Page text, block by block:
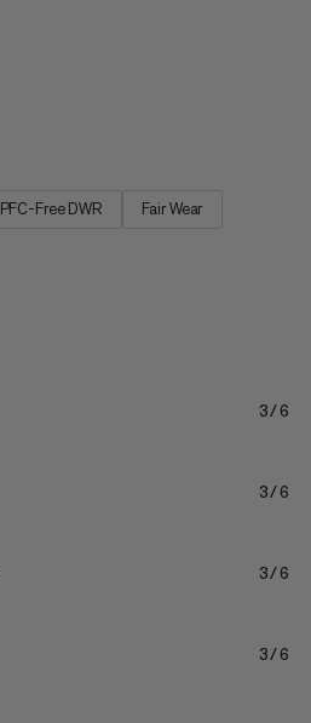
PFC-Free DWR
Fair Wear
3/6
3/6
3/6
3/6